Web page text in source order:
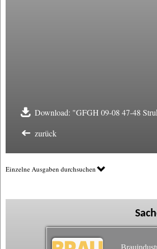
Download: "GFGH 09-08 47-48
zurück
Einzelne Ausgaben durchsuchen